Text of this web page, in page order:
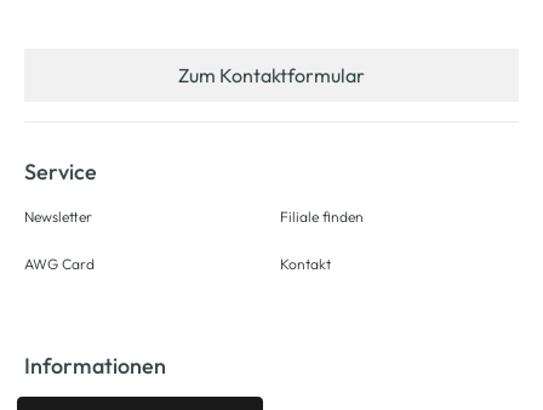
Zum Kontaktformular
Service
Newsletter
AWG Card
Filiale finden
Kontakt
Informationen